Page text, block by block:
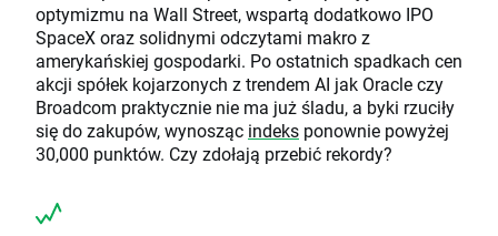
optymizmu na Wall Street, wspartą dodatkowo IPO
SpaceX oraz solidnymi odczytami makro z
amerykańskiej gospodarki. Po ostatnich spadkach cen
akcji spółek kojarzonych z trendem AI jak Oracle czy
Broadcom praktycznie nie ma już śladu, a byki rzuciły
się do zakupów, wynosząc indeks ponownie powyżej
30,000 punktów. Czy zdołają przebić rekordy?